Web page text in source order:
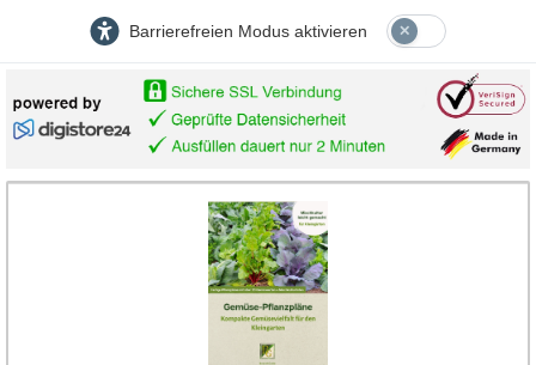
Barrierefreien Modus aktivieren